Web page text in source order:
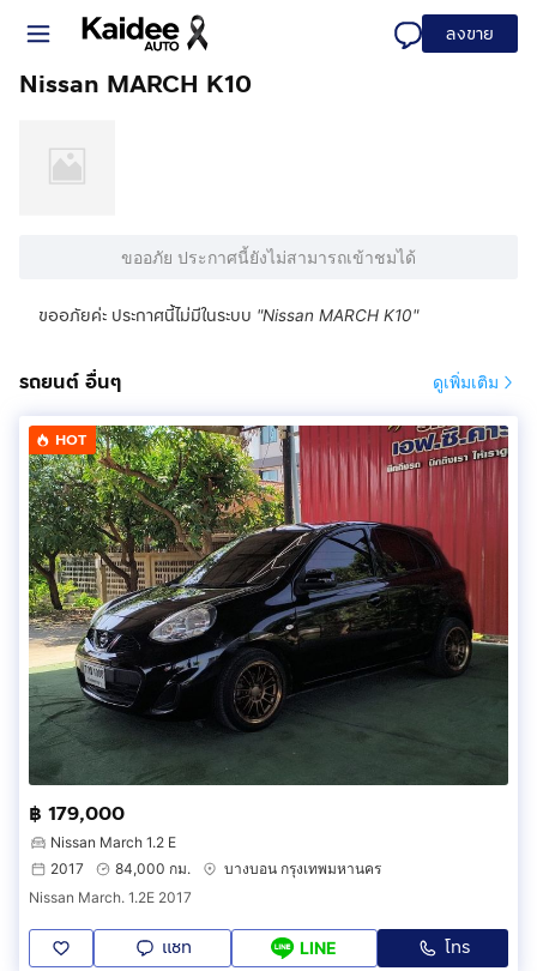
ลงขาย
Nissan MARCH K10
ขออภัย ประกาศนี้ยังไม่สามารถเข้าชมได้
ขออภัยค่ะ ประกาศนี้ไม่มีในระบบ "Nissan MARCH K10"
รถยนต์ อื่นๆ ดูเพิ่มเติม
HOT
฿ 179,000
Nissan March 1.2 E
2017
84,000 กม.
บางบอน กรุงเทพมหานคร
Nissan March. 1.2E 2017
แชท LINE โทร